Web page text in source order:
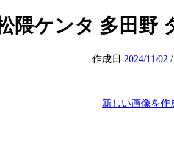
隈ケンタ 多田野
作成日 2024/11/02
新しい画像を作